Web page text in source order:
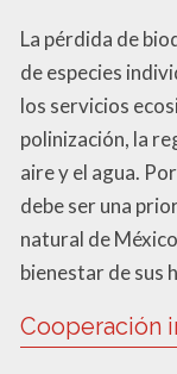
La pérdida de
de especies
los servicios
polinización, la
aire y el agua.
debe ser una
natural de
bienestar de sus
Cooperación